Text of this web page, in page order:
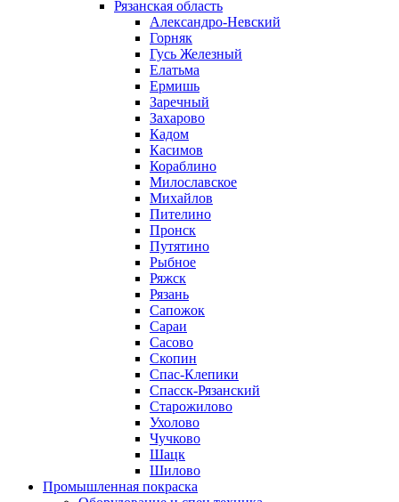
Рязанская область
Александро-Невский
Горняк
Гусь Железный
Елатьма
Ермишь
Заречный
Захарово
Кадом
Касимов
Кораблино
Милославское
Михайлов
Пителино
Пронск
Путятино
Рыбное
Ряжск
Рязань
Сапожок
Сараи
Сасово
Скопин
Спас-Клепики
Спасск-Рязанский
Старожилово
Ухолово
Чучково
Шацк
Шилово
Промышленная покраска